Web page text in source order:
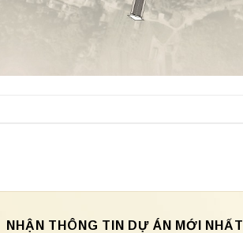
NHẬN THÔNG TIN DỰ ÁN MỚI NHẤT